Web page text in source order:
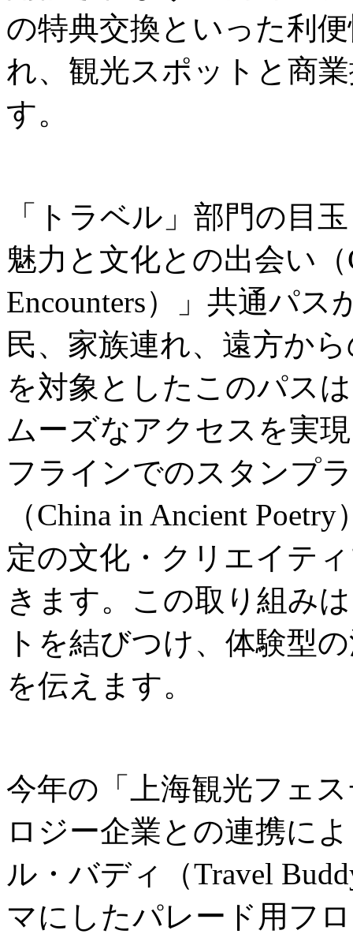
の特典交換といった利
れ、観光スポットと商
す。
「トラベル」部門の目
魅力と文化との出会い（
Encounters）」共通パ
民、家族連れ、遠方か
を対象としたこのパス
ムーズなアクセスを実
フラインでのスタンプ
（China in Ancient
定の文化・クリエイテ
きます。この取り組み
トを結びつけ、体験型
を伝えます。
今年の「上海観光フェ
ロジー企業との連携に
ル・バディ（Travel
マにしたパレード用フ